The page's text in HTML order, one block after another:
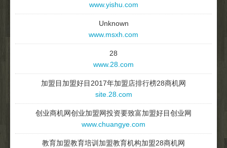
www.yishu.com
Unknown
www.msxh.com
28
www.28.com
加盟目加盟好目2017年加盟店排行榜28商机网
site.28.com
创业商机网创业加盟网投资要致富加盟好目创业网
www.chuangye.com
教育加盟教育培训加盟教育机构加盟28商机网